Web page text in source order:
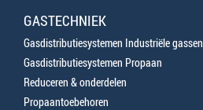
GASTECHNIEK
Gasdistributiesystemen Industriële gassen
Gasdistributiesystemen Propaan
Reduceren & onderdelen
Propaantoebehoren